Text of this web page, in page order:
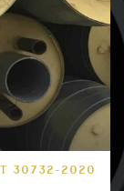
30732-2020